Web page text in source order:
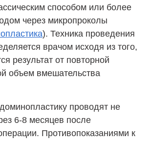
способом или более
через микропроколы
). Техника проведения
врачом исходя из того,
результат от повторной
объем вмешательства
проводят не
6-8 месяцев после
Противопоказаниями к